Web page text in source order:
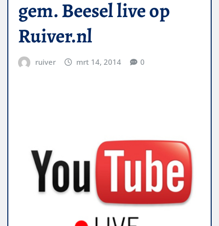
gem. Beesel live op
Ruiver.nl
ruiver mrt 14, 2014 0